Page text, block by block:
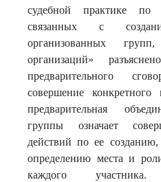
судебной практике по
связанных с
организованных
организаций»
предварительного
совершение конкретного
предварительная
группы означает
действий по ее
определению места и
каждого